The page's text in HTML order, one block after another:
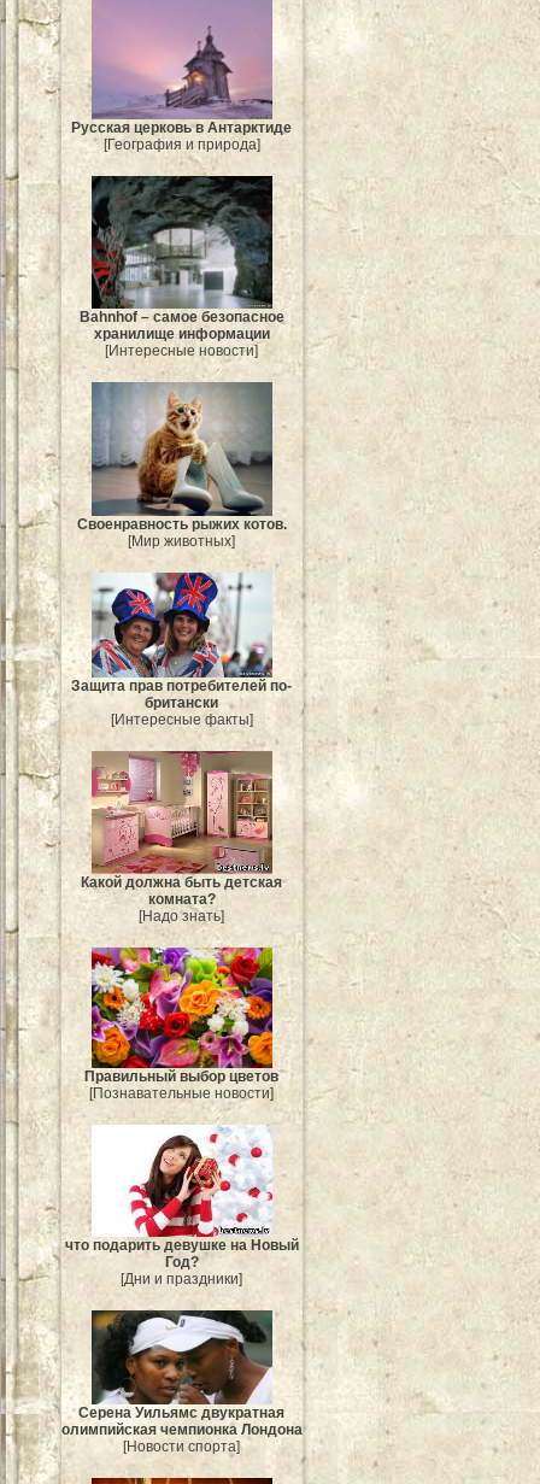
Русская церковь в Антарктиде
[География и природа]
Bahnhof – самое безопасное
хранилище информации
[Интересные новости]
Своенравность рыжих котов.
[Мир животных]
Защита прав потребителей по-
британски
[Интересные факты]
Какой должна быть детская
комната?
[Надо знать]
Правильный выбор цветов
[Познавательные новости]
что подарить девушке на Новый
Год?
[Дни и праздники]
Серена Уильямс двукратная
олимпийская чемпионка Лондона
[Новости спорта]